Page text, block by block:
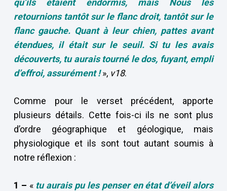
qu’ils étaient endormis, mais Nous les
retournions tantôt sur le flanc droit, tantôt sur le
flanc gauche. Quant à leur chien, pattes avant
étendues, il était sur le seuil. Si tu les avais
découverts, tu aurais tourné le dos, fuyant, empli
d’effroi, assurément !», v18.
Comme pour le verset précédent, apporte
plusieurs détails. Cette fois-ci ils ne sont plus
d’ordre géographique et géologique, mais
physiologique et ils sont tout autant soumis à
notre réflexion :
1 – « tu aurais pu les penser en état d’éveil alors